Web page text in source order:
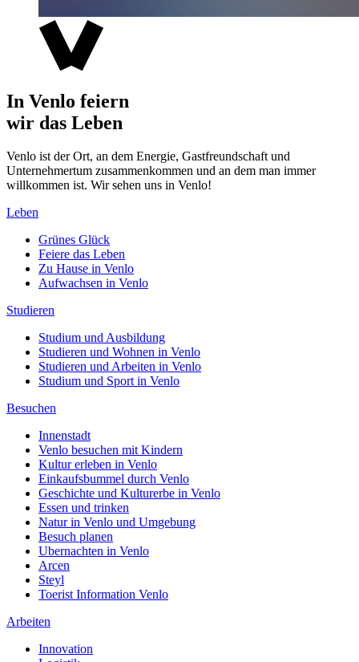
In Venlo feiern
wir das Leben
Venlo ist der Ort, an dem Energie, Gastfreundschaft und
Unternehmertum zusammenkommen und an dem man immer
willkommen ist. Wir sehen uns in Venlo!
Leben
Grünes Glück
Feiere das Leben
Zu Hause in Venlo
Aufwachsen in Venlo
Studieren
Studium und Ausbildung
Studieren und Wohnen in Venlo
Studieren und Arbeiten in Venlo
Studium und Sport in Venlo
Besuchen
Innenstadt
Venlo besuchen mit Kindern
Kultur erleben in Venlo
Einkaufsbummel durch Venlo
Geschichte und Kulturerbe in Venlo
Essen und trinken
Natur in Venlo und Umgebung
Besuch planen
Ubernachten in Venlo
Arcen
Steyl
Toerist Information Venlo
Arbeiten
Innovation